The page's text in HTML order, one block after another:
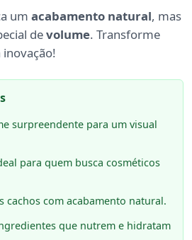
um acabamento natural, mas
devolume. Transforme
inovação!
surpreendente para um visual
para quem busca cosméticos
cachos com acabamento natural.
que nutrem e hidratam